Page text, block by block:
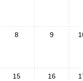
8 9
15 16